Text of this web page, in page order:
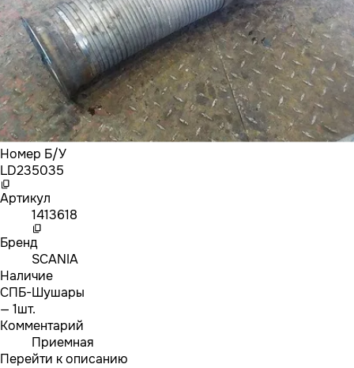
Номер Б/У
LD235035
Артикул
1413618
Бренд
SCANIA
Наличие
СПБ-Шушары
— 1шт.
Комментарий
Приемная
Перейти к описанию